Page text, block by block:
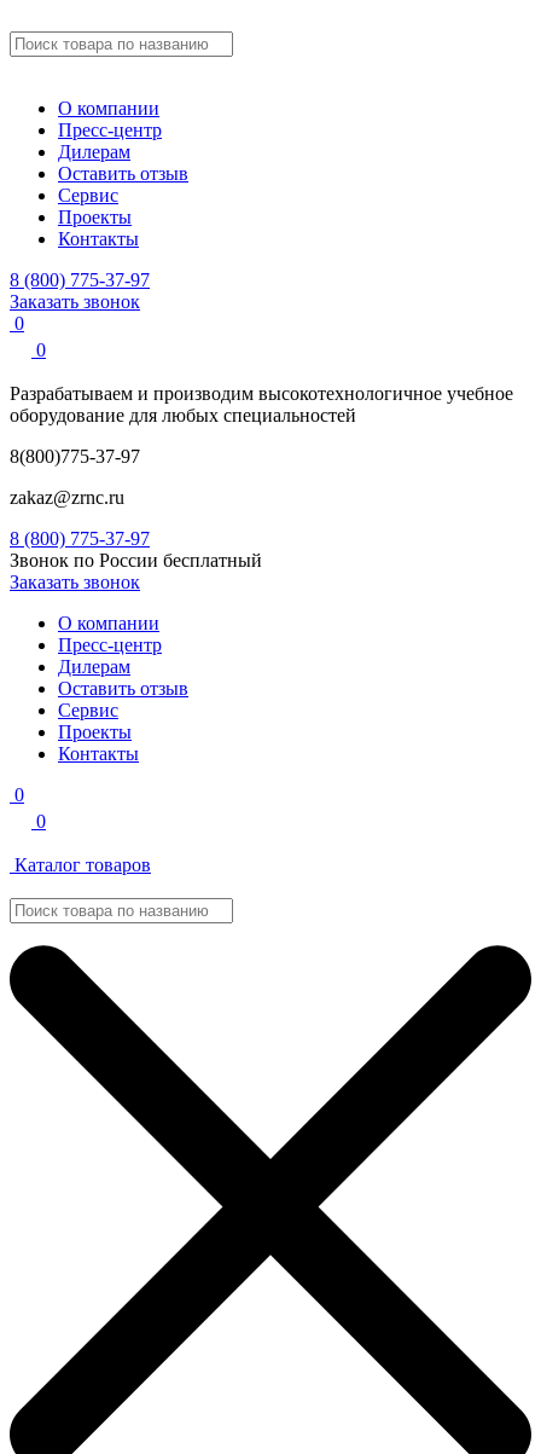
О компании
Пресс-центр
Дилерам
Оставить отзыв
Сервис
Проекты
Контакты
8 (800) 775-37-97
Заказать звонок
0
0
Разрабатываем и производим высокотехнологичное учебное
оборудование для любых специальностей
8(800)775-37-97
zakaz@zrnc.ru
8 (800) 775-37-97
Звонок по России бесплатный
Заказать звонок
О компании
Пресс-центр
Дилерам
Оставить отзыв
Сервис
Проекты
Контакты
0
0
Каталог товаров